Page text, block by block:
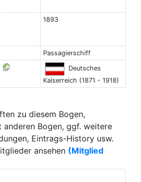
1893
Passagierschiff
Deutsches
Kaiserreich (1871 - 1918)
zu diesem Bogen,
anderen Bogen, ggf. weitere
Eintrags-History usw.
ansehen (Mitglied